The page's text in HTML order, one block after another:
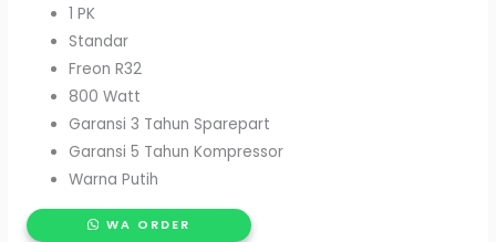
1 PK
Standar
Freon R32
800 Watt
Garansi 3 Tahun Sparepart
Garansi 5 Tahun Kompressor
Warna Putih
WA ORDER